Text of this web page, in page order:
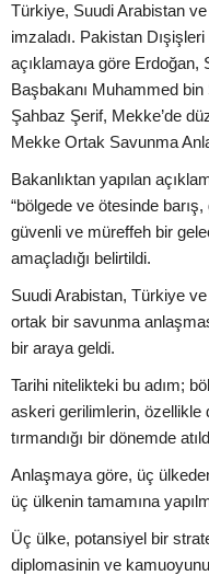
Türkiye, Suudi Arabistan
imzaladı. Pakistan
açıklamaya göre Erdoğan,
Başbakanı Muhammed
Şahbaz Şerif, Mekke’de
Mekke Ortak Savunma
Bakanlıktan yapılan
“bölgede ve ötesinde
güvenli ve müreffeh bir
amaçladığı belirtildi.
Suudi Arabistan, Türkiye
ortak bir savunma
bir araya geldi.
Tarihi nitelikteki bu adım;
askeri gerilimlerin, özellikle
tırmandığı bir dönemde
Anlaşmaya göre, üç
üç ülkenin tamamına
Üç ülke, potansiyel bir
diplomasinin ve